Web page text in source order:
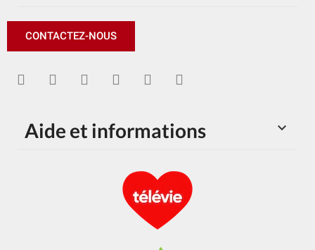
CONTACTEZ-NOUS

Aide et informations